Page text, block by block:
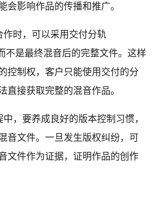
会影响作品的传播和推广。
作时，可以采用交付分轨
不是最终混音后的完整文件。这样
控制权，客户只能使用交付的分
直接获取完整的混音作品。
，要养成良好的版本控制习惯，
音文件。一旦发生版权纠纷，可
文件作为证据，证明作品的创作